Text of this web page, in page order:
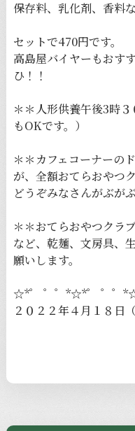
保存料、乳化剤、香料
セットで470円です。
高島屋バイヤーもおす
ひ！！
＊＊人形供養午後3時
もOKです。）
＊＊カフェコーナーの
が、全額おてらおやつ
どうぞみなさんがぶが
＊＊おてらおやつクラ
など、乾麺、文房具、
願いします。
☆*゜ ゜゜*☆*゜ ゜゜
２０２２年４月１８日（